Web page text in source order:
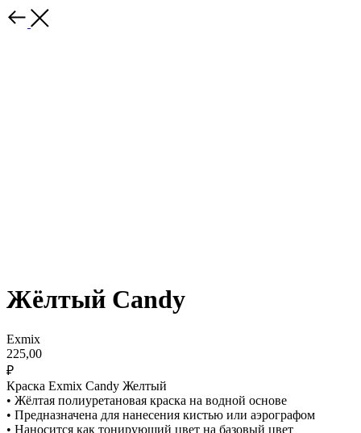
Жёлтый Candy
Exmix
225,00
₽
Краска Exmix Candy Желтый
• Жёлтая полиуретановая краска на водной основе
• Предназначена для нанесения кистью или аэрографом
• Наносится как тонирующий цвет на базовый цвет